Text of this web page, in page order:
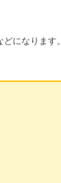
になります。